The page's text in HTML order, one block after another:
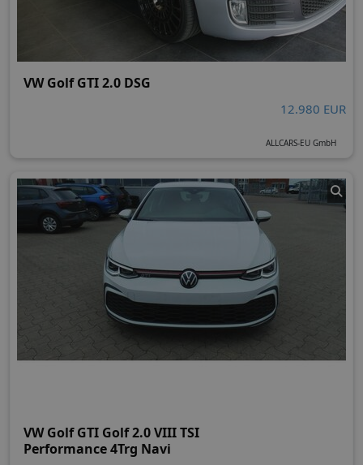
VW Golf GTI 2.0 DSG
12.980 EUR
ALLCARS-EU GmbH
VW Golf GTI Golf 2.0 VIII TSI
Performance 4Trg Navi